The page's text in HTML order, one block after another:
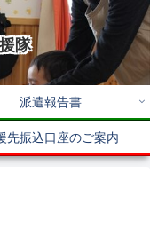
隊
派遣報告書
先振込口座のご案内